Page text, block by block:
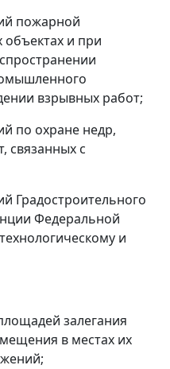
пожарной
и при
взрывных работ;
по охране недр,
связанных с
Градостроительного
Федеральной
и
залегания
в местах их